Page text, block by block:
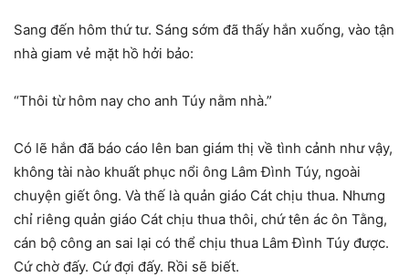
Sang đến hôm thứ tư. Sáng sớm đã thấy hắn xuống, vào tận
nhà giam vẻ mặt hồ hởi bảo:
“Thôi từ hôm nay cho anh Túy nằm nhà.”
Có lẽ hắn đã báo cáo lên ban giám thị về tình cảnh như vậy,
không tài nào khuất phục nổi ông Lâm Ðình Túy, ngoài
chuyện giết ông. Và thế là quản giáo Cát chịu thua. Nhưng
chỉ riêng quản giáo Cát chịu thua thôi, chứ tên ác ôn Tằng,
cán bộ công an sai lại có thể chịu thua Lâm Ðình Túy được.
Cứ chờ đấy. Cứ đợi đấy. Rồi sẽ biết.